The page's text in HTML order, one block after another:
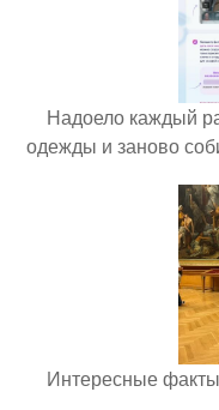
Надоело каждый
одежды и заново
Интересные